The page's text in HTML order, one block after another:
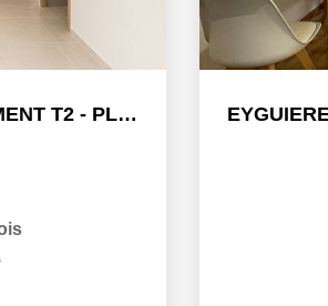
EYGUIERES - APPARTEMENT T2 - PLACE DE PARKING + 37.89m2